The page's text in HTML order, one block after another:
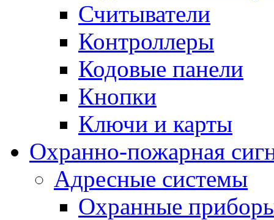
Считыватели
Контроллеры
Кодовые панели
Кнопки
Ключи и карты
Охранно-пожарная
Адресные системы
Охранные